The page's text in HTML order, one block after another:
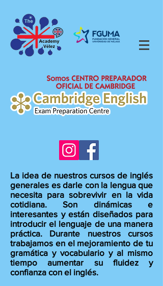
La idea de nuestros cursos de inglés
generales es darle con la lengua que
necesita para sobrevivir en la vida
cotidiana. Son dinámicas e
interesantes y están diseñados para
introducir el lenguaje de una manera
práctica. Durante nuestros cursos
trabajamos en el mejoramiento de tu
gramática y vocabulario y al mismo
tiempo aumentar su fluidez y
confianza con el inglés.